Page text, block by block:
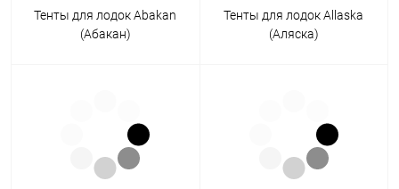
Тенты для лодок Abakan
(Абакан)
Тенты для лодок Allaska
(Аляска)